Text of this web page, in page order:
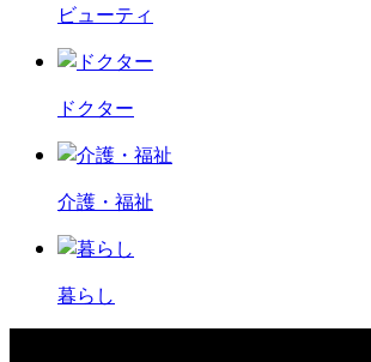
ビューティ
ドクター
介護・福祉
暮らし